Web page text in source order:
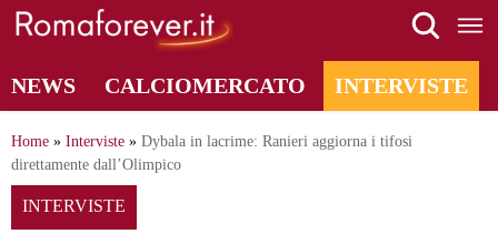
Skip
content
NEWS CALCIOMERCATO INTERVISTE
Home » Interviste » Dybala in lacrime: Ranieri aggiorna i tifosi
direttamente dall’Olimpico
INTERVISTE